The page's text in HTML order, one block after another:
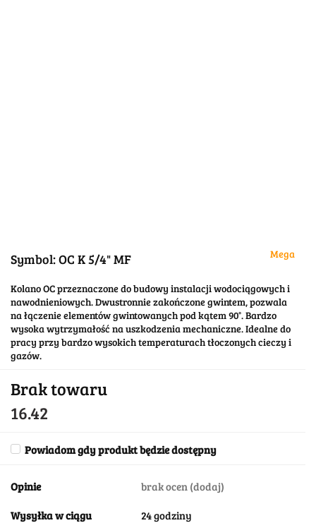
Symbol:OC K 5/4" MF Mega
Kolano OC przeznaczone do budowy instalacji wodociągowych i
nawodnieniowych. Dwustronnie zakończone gwintem, pozwala
na łączenie elementów gwintowanych pod kątem 90°. Bardzo
wysoka wytrzymałość na uszkodzenia mechaniczne. Idealne do
pracy przy bardzo wysokich temperaturach tłoczonych cieczy i
gazów.
Brak towaru
16.42
Powiadom gdy produkt będzie dostępny
Opinie brak ocen (dodaj)
Wysyłka w ciągu 24 godziny